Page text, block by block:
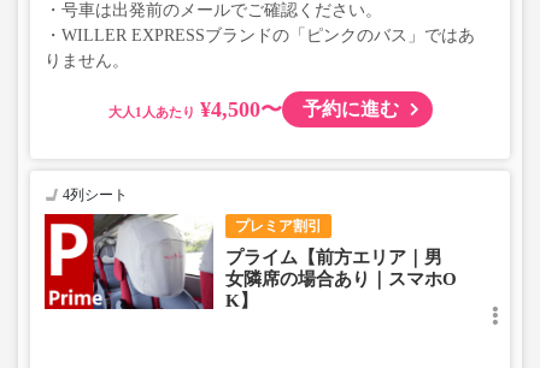
・号車は出発前のメールでご確認ください。
・WILLER EXPRESSブランドの「ピンクのバス」ではあ
りません。
大人 ¥4,500〜 予約に進む
プレミア割引
4列シート
プライム【前方エリア｜男
女隣席の場合あり｜スマホO
K】